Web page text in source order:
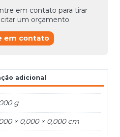
em contato para tirar
um orçamento
em contato
adicional
g
× 0,000 × 0,000 cm